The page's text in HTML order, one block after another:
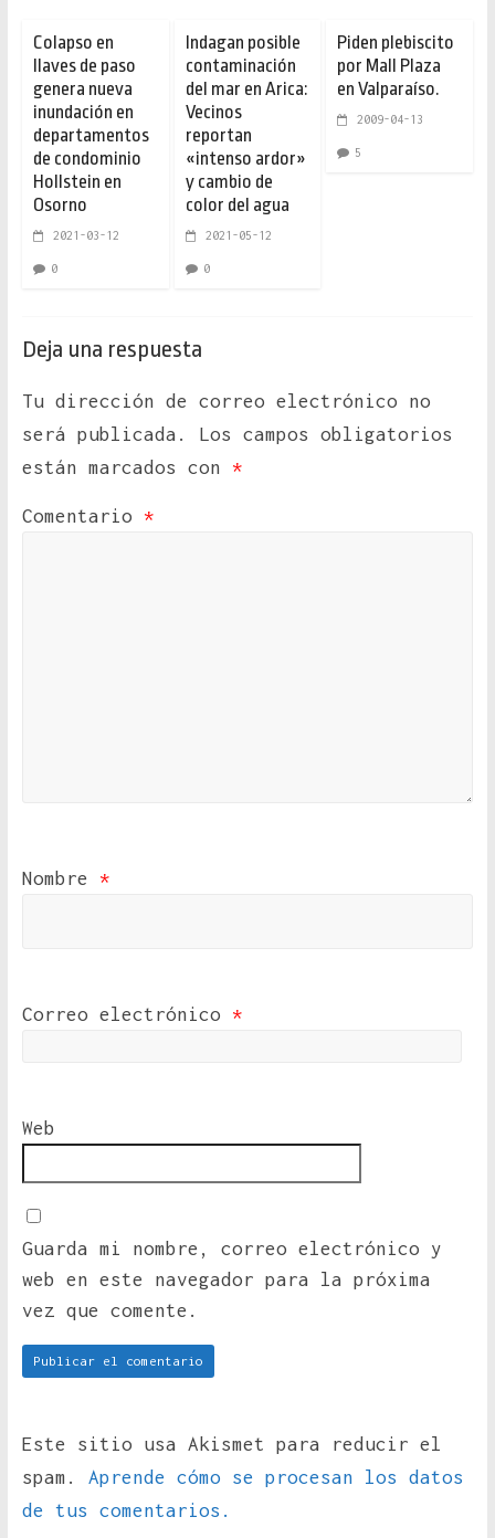
Colapso en
llaves de paso
genera nueva
inundación en
departamentos
de condominio
Hollstein en
Osorno
2021-03-12
0
Indagan posible
contaminación
del mar en Arica:
Vecinos
reportan
«intenso ardor»
y cambio de
color del agua
2021-05-12
0
Piden plebiscito
por Mall Plaza
en Valparaíso.
2009-04-13
5
Deja una respuesta
Tu dirección de correo electrónico no
será publicada.
Los campos obligatorios
están marcados con *
Comentario *
Nombre *
Correo electrónico *
Web
Guarda mi nombre, correo electrónico y
web en este navegador para la próxima
vez que comente.
Este sitio usa Akismet para reducir el
spam. Aprende cómo se procesan los datos
de tus comentarios.